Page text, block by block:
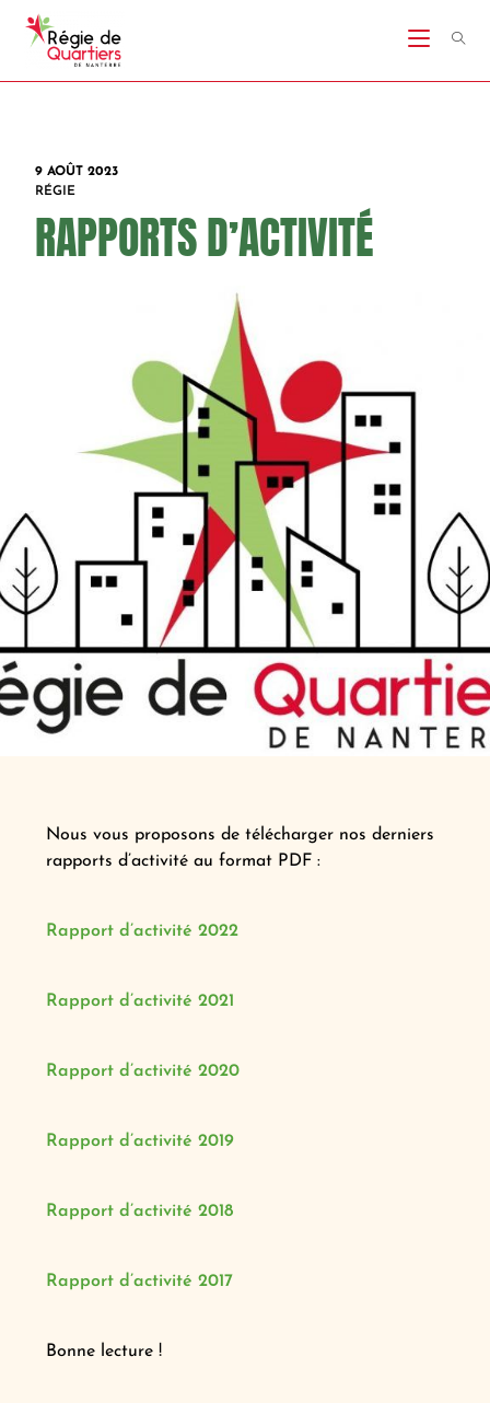
9 AOÛT 2023
RÉGIE
RAPPORTS D’ACTIVITÉ
Nous vous proposons de télécharger nos derniers
rapports d’activité au format PDF :
Rapport d’activité 2022
Rapport d’activité 2021
Rapport d’activité 2020
Rapport d’activité 2019
Rapport d’activité 2018
Rapport d’activité 2017
Bonne lecture !